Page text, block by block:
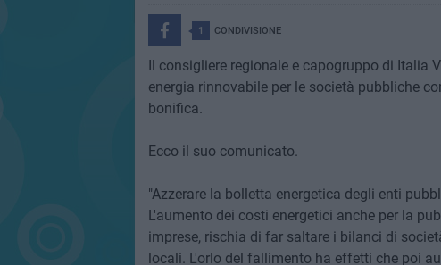
1 CONDIVISIONE
Il consigliere regionale e capogruppo di Italia
energia rinnovabile per le società pubbliche
bonifica.
Ecco il suo comunicato.
"Azzerare la bolletta energetica degli enti
L'aumento dei costi energetici anche per la
imprese, rischia di far saltare i bilanci di
locali. L'orlo del fallimento ha effetti che poi